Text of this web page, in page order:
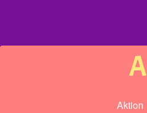
A
Aktion